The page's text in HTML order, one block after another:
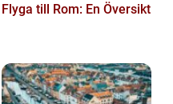
Flyga till Rom: En Översikt